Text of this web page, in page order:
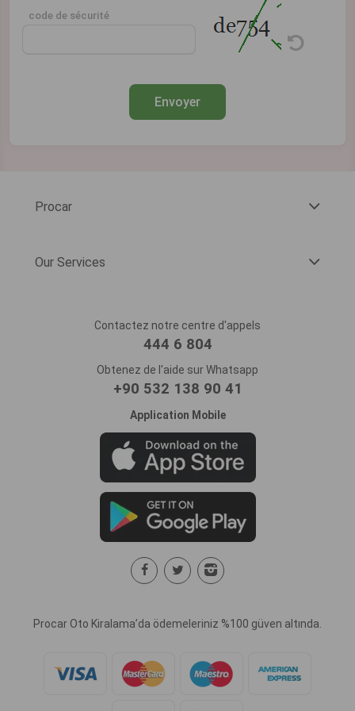
code de sécurité
Envoyer
Procar
Our Services
Contactez notre centre d'appels
444 6 804
Obtenez de l'aide sur Whatsapp
+90 532 138 90 41
Application Mobile
Procar Oto Kiralama’da ödemeleriniz %100 güven altında.